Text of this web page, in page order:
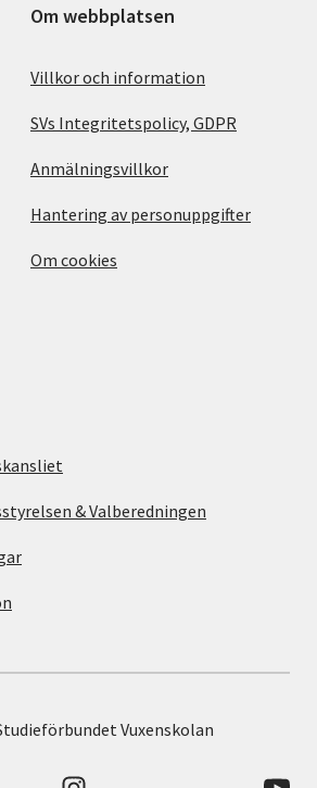
Om webbplatsen
Villkor och information
SVs Integritetspolicy, GDPR
Anmälningsvillkor
Hantering av personuppgifter
Om cookies
& Valberedningen
Vuxenskolan